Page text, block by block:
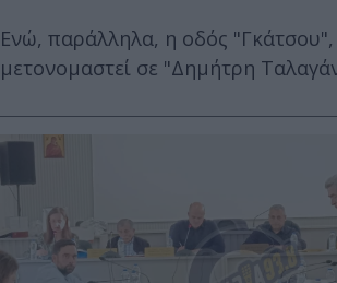
Ενώ, παράλληλα, η οδός
μετονομαστεί σε "Δημήτρη